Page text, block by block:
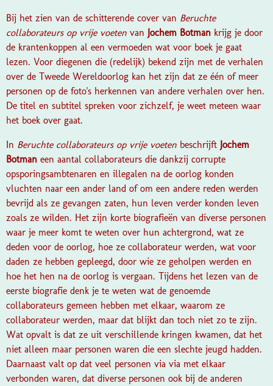
Bij het zien van de schitterende cover van Beruchte
collaborateurs op vrije voeten van Jochem Botman krijg je door
de krantenkoppen al een vermoeden wat voor boek je gaat
lezen. Voor diegenen die (redelijk) bekend zijn met de verhalen
over de Tweede Wereldoorlog kan het zijn dat ze één of meer
personen op de foto's herkennen van andere verhalen over hen.
De titel en subtitel spreken voor zichzelf, je weet meteen waar
het boek over gaat.
In Beruchte collaborateurs op vrije voeten beschrijft Jochem
Botman een aantal collaborateurs die dankzij corrupte
opsporingsambtenaren en illegalen na de oorlog konden
vluchten naar een ander land of om een andere reden werden
bevrijd als ze gevangen zaten, hun leven verder konden leven
zoals ze wilden. Het zijn korte biografieën van diverse personen
waar je meer komt te weten over hun achtergrond, wat ze
deden voor de oorlog, hoe ze collaborateur werden, wat voor
daden ze hebben gepleegd, door wie ze geholpen werden en
hoe het hen na de oorlog is vergaan. Tijdens het lezen van de
eerste biografie denk je te weten wat de genoemde
collaborateurs gemeen hebben met elkaar, waarom ze
collaborateur werden, maar dat blijkt dan toch niet zo te zijn.
Wat opvalt is dat ze uit verschillende kringen kwamen, dat het
niet alleen maar personen waren die een slechte jeugd hadden.
Daarnaast valt op dat veel personen via via met elkaar
verbonden waren, dat diverse personen ook bij de anderen